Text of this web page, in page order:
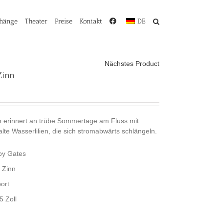
Theater Preise Kontakt DE
Nächstes Product
erinnert an trübe Sommertage am Fluss mit
Wasserlilien, die sich stromabwärts schlängeln.
Gates
Zinn
Zoll